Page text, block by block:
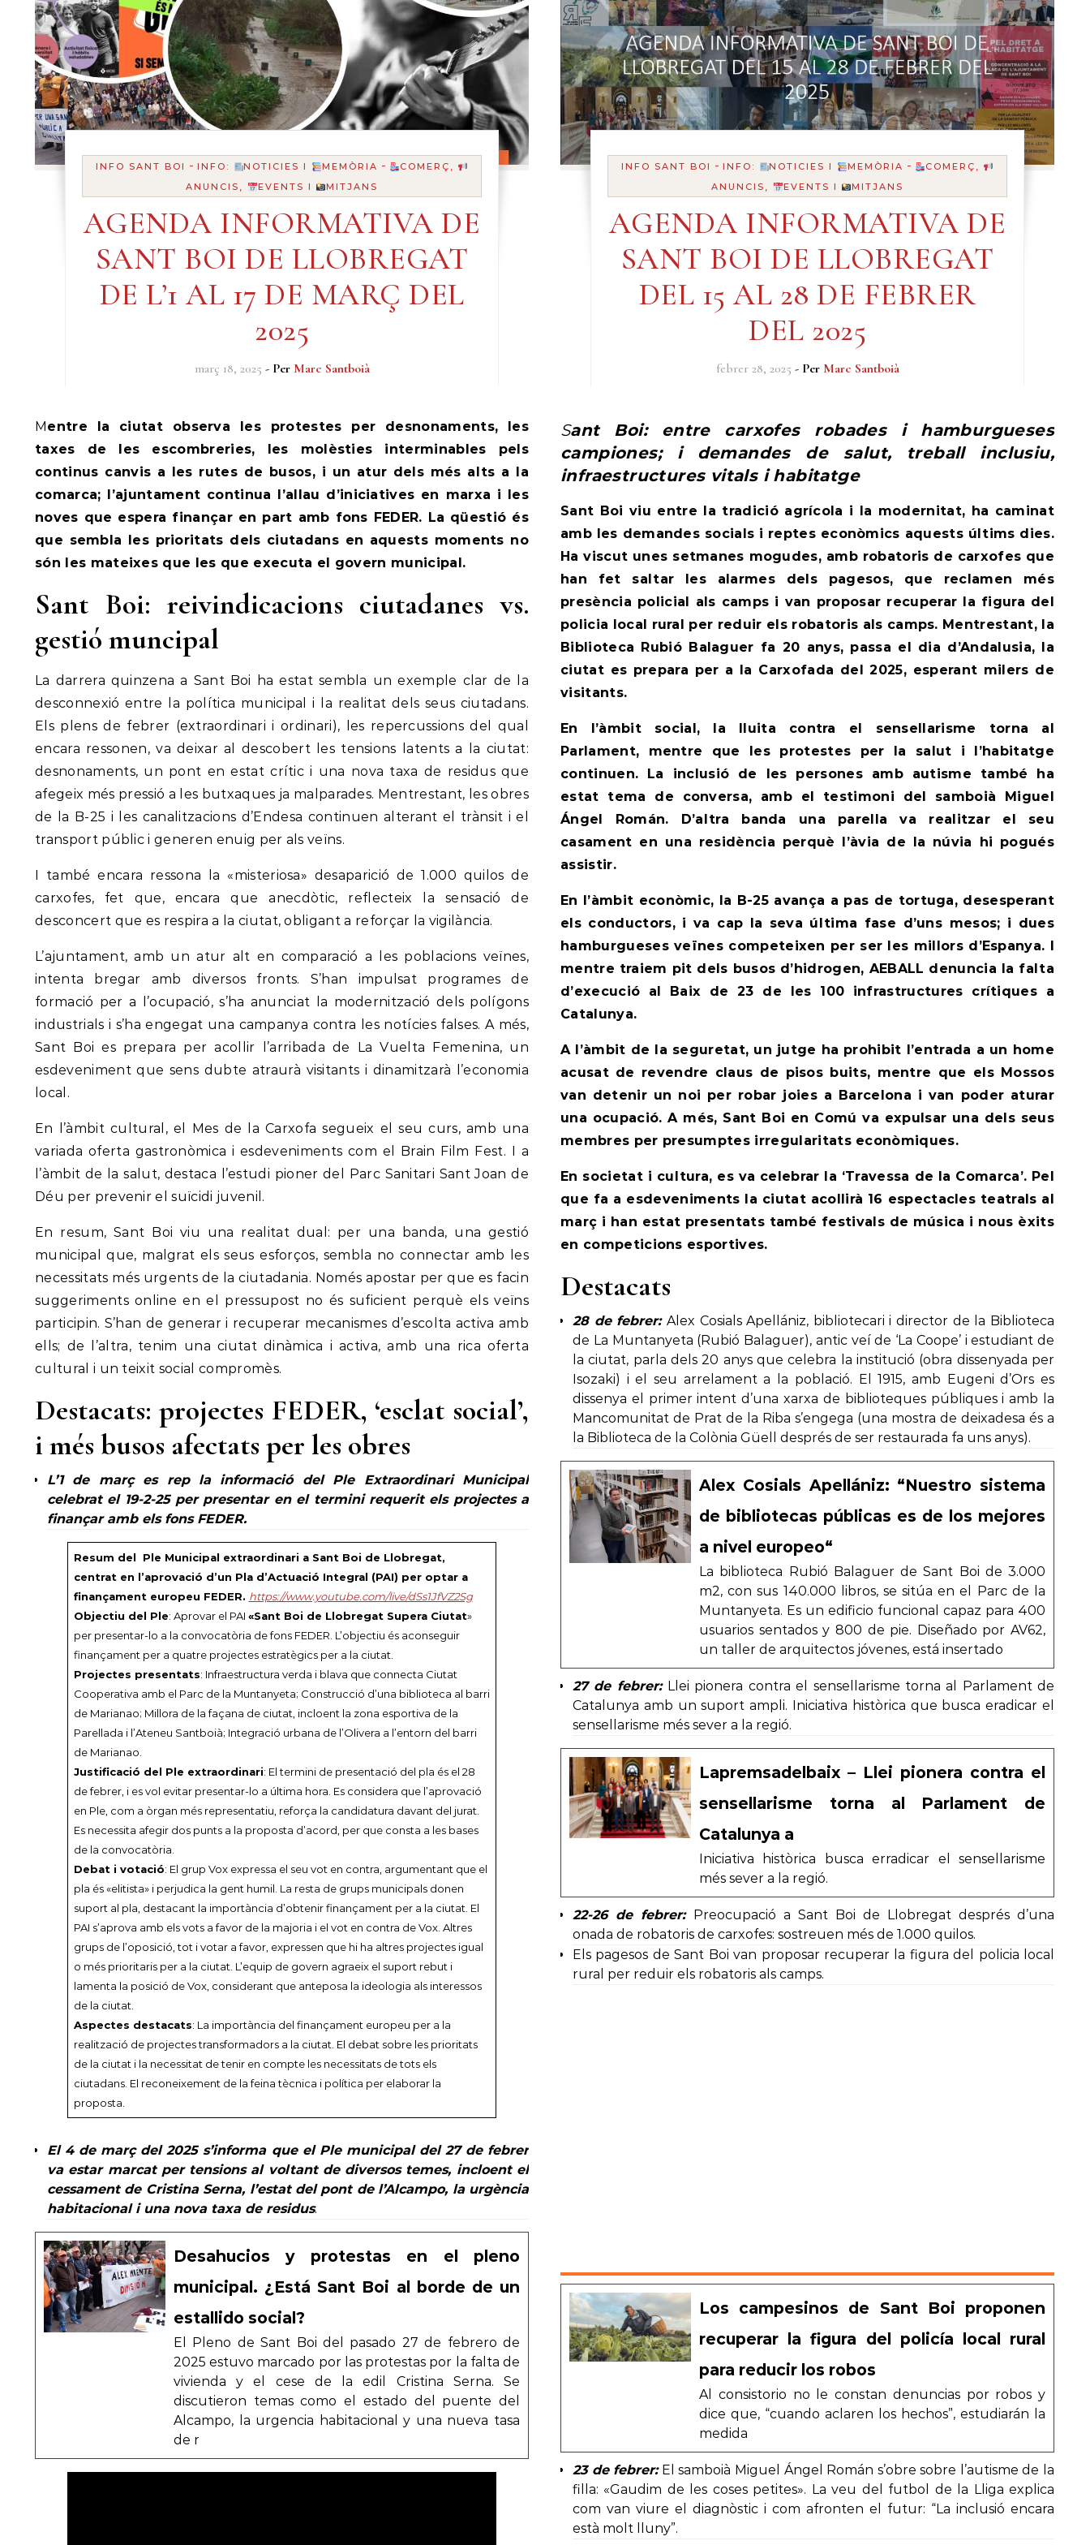
INFO SANT BOI - INFO: NOTICIES I MEMÒRIA -
COMERÇ,
ANUNCIS,
EVENTS I MITJANS
AGENDA INFORMATIVA DE
SANT BOI DE LLOBREGAT
DE L’1 AL 17 DE MARÇ DEL
2025
març 18, 2025 - Per Marc Santboià
Mentre la ciutat observa les protestes per desnonaments, les
taxes de les escombreries, les molèsties interminables pels
continus canvis a les rutes de busos, i un atur dels més alts a la
comarca; l’ajuntament continua l’allau d’iniciatives en marxa i les
noves que espera finançar en part amb fons FEDER. La qüestió és
que sembla les prioritats dels ciutadans en aquests moments no
són les mateixes que les que executa el govern municipal.
Sant Boi: reivindicacions ciutadanes vs.
gestió muncipal
La darrera quinzena a Sant Boi ha estat sembla un exemple clar de la
desconnexió entre la política municipal i la realitat dels seus ciutadans.
Els plens de febrer (extraordinari i ordinari), les repercussions del qual
encara ressonen, va deixar al descobert les tensions latents a la ciutat:
desnonaments, un pont en estat crític i una nova taxa de residus que
afegeix més pressió a les butxaques ja malparades. Mentrestant, les obres
de la B-25 i les canalitzacions d’Endesa continuen alterant el trànsit i el
transport públic i generen enuig per als veïns.
I també encara ressona la «misteriosa» desaparició de 1.000 quilos de
carxofes, fet que, encara que anecdòtic, reflecteix la sensació de
desconcert que es respira a la ciutat, obligant a reforçar la vigilància.
L’ajuntament, amb un atur alt en comparació a les poblacions veïnes,
intenta bregar amb diversos fronts. S’han impulsat programes de
formació per a l’ocupació, s’ha anunciat la modernització dels polígons
industrials i s’ha engegat una campanya contra les notícies falses. A més,
Sant Boi es prepara per acollir l’arribada de La Vuelta Femenina, un
esdeveniment que sens dubte atraurà visitants i dinamitzarà l’economia
local.
En l’àmbit cultural, el Mes de la Carxofa segueix el seu curs, amb una
variada oferta gastronòmica i esdeveniments com el Brain Film Fest. I a
l’àmbit de la salut, destaca l’estudi pioner del Parc Sanitari Sant Joan de
Déu per prevenir el suïcidi juvenil.
En resum, Sant Boi viu una realitat dual: per una banda, una gestió
municipal que, malgrat els seus esforços, sembla no connectar amb les
necessitats més urgents de la ciutadania. Només apostar per que es facin
suggeriments online en el pressupost no és suficient perquè els veïns
participin. S’han de generar i recuperar mecanismes d’escolta activa amb
ells; de l’altra, tenim una ciutat dinàmica i activa, amb una rica oferta
cultural i un teixit social compromès.
Destacats: projectes FEDER, ‘esclat social’,
i més busos afectats per les obres
L’1 de març es rep la informació del Ple Extraordinari Municipal
celebrat el 19-2-25 per presentar en el termini requerit els projectes a
finançar amb els fons FEDER.
Resum del Ple Municipal extraordinari a Sant Boi de Llobregat,
centrat en l’aprovació d’un Pla d’Actuació Integral (PAI) per optar a
finançament europeu FEDER. https://www.youtube.com/live/dSs1JfVZ2Sg
Objectiu del Ple: Aprovar el PAI «Sant Boi de Llobregat Supera Ciutat»
per presentar-lo a la convocatòria de fons FEDER. L’objectiu és aconseguir
finançament per a quatre projectes estratègics per a la ciutat.
Projectes presentats: Infraestructura verda i blava que connecta Ciutat
Cooperativa amb el Parc de la Muntanyeta; Construcció d’una biblioteca al barri
de Marianao; Millora de la façana de ciutat, incloent la zona esportiva de la
Parellada i l’Ateneu Santboià; Integració urbana de l’Olivera a l’entorn del barri
de Marianao.
Justificació del Ple extraordinari: El termini de presentació del pla és el 28
de febrer, i es vol evitar presentar-lo a última hora. Es considera que l’aprovació
en Ple, com a òrgan més representatiu, reforça la candidatura davant del jurat.
Es necessita afegir dos punts a la proposta d’acord, per que consta a les bases
de la convocatòria.
Debat i votació: El grup Vox expressa el seu vot en contra, argumentant que el
pla és «elitista» i perjudica la gent humil. La resta de grups municipals donen
suport al pla, destacant la importància d’obtenir finançament per a la ciutat. El
PAI s’aprova amb els vots a favor de la majoria i el vot en contra de Vox. Altres
grups de l’oposició, tot i votar a favor, expressen que hi ha altres projectes igual
o més prioritaris per a la ciutat. L’equip de govern agraeix el suport rebut i
lamenta la posició de Vox, considerant que anteposa la ideologia als interessos
de la ciutat.
Aspectes destacats: La importància del finançament europeu per a la
realització de projectes transformadors a la ciutat. El debat sobre les prioritats
de la ciutat i la necessitat de tenir en compte les necessitats de tots els
ciutadans. El reconeixement de la feina tècnica i política per elaborar la
proposta.
El 4 de març del 2025 s’informa que el Ple municipal del 27 de febrer
va estar marcat per tensions al voltant de diversos temes, incloent el
cessament de Cristina Serna, l’estat del pont de l’Alcampo, la urgència
habitacional i una nova taxa de residus.
Desahucios y protestas en el pleno
municipal. ¿Está Sant Boi al borde de un
estallido social?
El Pleno de Sant Boi del pasado 27 de febrero de
2025 estuvo marcado por las protestas por la falta de
vivienda y el cese de la edil Cristina Serna. Se
discutieron temas como el estado del puente del
Alcampo, la urgencia habitacional y una nueva tasa
de r
INFO SANT BOI - INFO: NOTICIES I MEMÒRIA -
COMERÇ,
ANUNCIS,
EVENTS I MITJANS
AGENDA INFORMATIVA DE
SANT BOI DE LLOBREGAT
DEL 15 AL 28 DE FEBRER
DEL 2025
febrer 28, 2025 - Per Marc Santboià
Sant Boi: entre carxofes robades i hamburgueses
campiones; i demandes de salut, treball inclusiu,
infraestructures vitals i habitatge
Sant Boi viu entre la tradició agrícola i la modernitat, ha caminat
amb les demandes socials i reptes econòmics aquests últims dies.
Ha viscut unes setmanes mogudes, amb robatoris de carxofes que
han fet saltar les alarmes dels pagesos, que reclamen més
presència policial als camps i van proposar recuperar la figura del
policia local rural per reduir els robatoris als camps. Mentrestant, la
Biblioteca Rubió Balaguer fa 20 anys, passa el dia d’Andalusia, la
ciutat es prepara per a la Carxofada del 2025, esperant milers de
visitants.
En l’àmbit social, la lluita contra el sensellarisme torna al
Parlament, mentre que les protestes per la salut i l’habitatge
continuen. La inclusió de les persones amb autisme també ha
estat tema de conversa, amb el testimoni del samboià Miguel
Ángel Román. D’altra banda una parella va realitzar el seu
casament en una residència perquè l’àvia de la núvia hi pogués
assistir.
En l’àmbit econòmic, la B-25 avança a pas de tortuga, desesperant
els conductors, i va cap la seva última fase d’uns mesos; i dues
hamburgueses veïnes competeixen per ser les millors d’Espanya. I
mentre traiem pit dels busos d’hidrogen, AEBALL denuncia la falta
d’execució al Baix de 23 de les 100 infrastructures crítiques a
Catalunya.
A l’àmbit de la seguretat, un jutge ha prohibit l’entrada a un home
acusat de revendre claus de pisos buits, mentre que els Mossos
van detenir un noi per robar joies a Barcelona i van poder aturar
una ocupació. A més, Sant Boi en Comú va expulsar una dels seus
membres per presumptes irregularitats econòmiques.
En societat i cultura, es va celebrar la ‘Travessa de la Comarca’. Pel
que fa a esdeveniments la ciutat acollirà 16 espectacles teatrals al
març i han estat presentats també festivals de música i nous èxits
en competicions esportives.
Destacats
28 de febrer: Alex Cosials Apellániz, bibliotecari i director de la Biblioteca
de La Muntanyeta (Rubió Balaguer), antic veí de ‘La Coope’ i estudiant de
la ciutat, parla dels 20 anys que celebra la institució (obra dissenyada per
Isozaki) i el seu arrelament a la població. El 1915, amb Eugeni d’Ors es
dissenya el primer intent d’una xarxa de biblioteques públiques i amb la
Mancomunitat de Prat de la Riba s’engega (una mostra de deixadesa és a
la Biblioteca de la Colònia Güell després de ser restaurada fa uns anys).
Alex Cosials Apellániz: “Nuestro sistema
de bibliotecas públicas es de los mejores
a nivel europeo“
La biblioteca Rubió Balaguer de Sant Boi de 3.000
m2, con sus 140.000 libros, se sitúa en el Parc de la
Muntanyeta. Es un edificio funcional capaz para 400
usuarios sentados y 800 de pie. Diseñado por AV62,
un taller de arquitectos jóvenes, está insertado
27 de febrer: Llei pionera contra el sensellarisme torna al Parlament de
Catalunya amb un suport ampli. Iniciativa històrica que busca eradicar el
sensellarisme més sever a la regió.
Lapremsadelbaix – Llei pionera contra el
sensellarisme torna al Parlament de
Catalunya a
Iniciativa històrica busca erradicar el sensellarisme
més sever a la regió.
22-26 de febrer: Preocupació a Sant Boi de Llobregat després d’una
onada de robatoris de carxofes: sostreuen més de 1.000 quilos.
Els pagesos de Sant Boi van proposar recuperar la figura del policia local
rural per reduir els robatoris als camps.
Los campesinos de Sant Boi proponen
recuperar la figura del policía local rural
para reducir los robos
Al consistorio no le constan denuncias por robos y
dice que, “cuando aclaren los hechos”, estudiarán la
medida
23 de febrer:El samboià Miguel Ángel Román s’obre sobre l’autisme de la
filla: «Gaudim de les coses petites». La veu del futbol de la Lliga explica
com van viure el diagnòstic i com afronten el futur: “La inclusió encara
està molt lluny”.